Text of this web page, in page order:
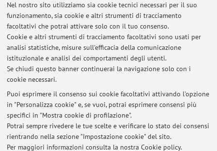
Nel nostro sito utilizziamo sia cookie tecnici necessari per il suo
funzionamento, sia cookie e altri strumenti di tracciamento
facoltativi che potrai attivare solo con il tuo consenso.
Cookie e altri strumenti di tracciamento facoltativi sono usati per
analisi statistiche, misure sull'efficacia della comunicazione
istituzionale e analisi dei comportamenti degli utenti.
Se chiudi questo banner continuerai la navigazione solo con i
cookie necessari.
Puoi esprimere il consenso sui cookie facoltativi attivando l'opzione
in "Personalizza cookie" e, se vuoi, potrai esprimere consensi più
specifici in "Mostra cookie di profilazione".
Potrai sempre rivedere le tue scelte e verificare lo stato dei consensi
rientrando nella sezione "Impostazione cookie" del sito.
Per maggiori informazioni consulta la nostra Cookie policy.
Si prega di inviare una mail per concordare incontri online o
offline. In caso di problemi ad accedere all’ufficio 35 (secondo
piano ammezzato, scala B, secondo cortile) si prega di inviare
una mail alla docente che scenderà a prelevare gli e le
studenti fuori davanti alla scala B.
Ultimi avvisi
Info su Prova Scritta per NON frequentanti negli appelli di
Giugno/Luglio/Settembre
Pubblicato il: 13 novembre 2025